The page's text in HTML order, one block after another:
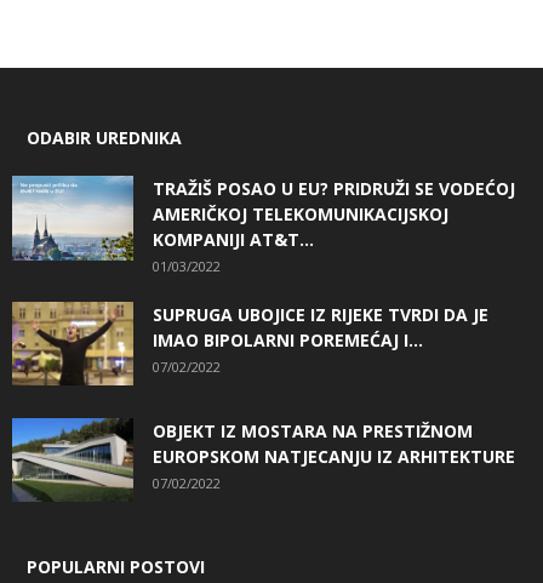
ODABIR UREDNIKA
TRAŽIŠ POSAO U EU? PRIDRUŽI SE VODEĆOJ
AMERIČKOJ TELEKOMUNIKACIJSKOJ
KOMPANIJI AT&T...
01/03/2022
SUPRUGA UBOJICE IZ RIJEKE TVRDI DA JE
IMAO BIPOLARNI POREMEĆAJ I...
07/02/2022
OBJEKT IZ MOSTARA NA PRESTIŽNOM
EUROPSKOM NATJECANJU IZ ARHITEKTURE
07/02/2022
POPULARNI POSTOVI